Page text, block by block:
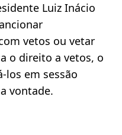
Luiz Inácio
vetos ou vetar
o direito a vetos, o
los em sessão
vontade.